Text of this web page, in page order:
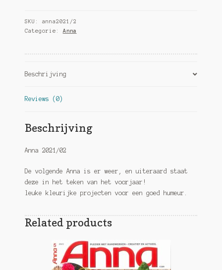
SKU: anna2021/2
Categorie: Anna
Beschrijving
Reviews (0)
Beschrijving
Anna 2021/02
De volgende Anna is er weer, en uiteraard staat
deze in het teken van het voorjaar!
leuke kleurijke projecten voor een goed humeur.
Related products